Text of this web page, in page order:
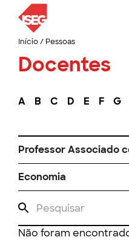
Início/ Pessoas
Docentes
A B C D E F G
Professor Associado
Economia
Não foram